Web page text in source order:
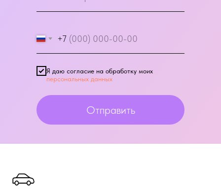
+7
Я даю согласие на обработку моих
персональных данных
Отправить